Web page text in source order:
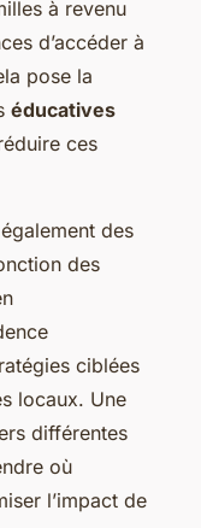
à revenu
d’accéder à
pose la
éducatives
ces
des
des
ciblées
locaux. Une
différentes
où
l’impact de